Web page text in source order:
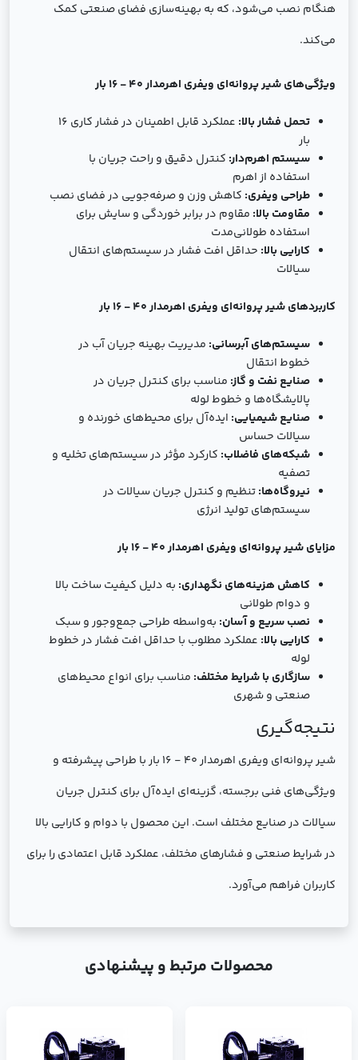
هنگام نصب می‌شود، که به بهینه‌سازی فضای صنعتی کمک
می‌کند.
ویژگی‌های شير پروانه‌ای ویفری اهرمدار 40 - 16 بار
تحمل فشار بالا:
عملکرد قابل اطمینان در فشار کاری 16
بار
سیستم اهرم‌دار: کنترل دقیق و راحت جریان با
استفاده از اهرم
طراحی ویفری: کاهش وزن و صرفه‌جویی در فضای نصب
مقاومت بالا: مقاوم در برابر خوردگی و سایش برای
استفاده طولانی‌مدت
کارایی بالا: حداقل افت فشار در سیستم‌های انتقال
سیالات
کاربردهای شير پروانه‌ای ویفری اهرمدار 40 - 16 بار
سیستم‌های آبرسانی: مدیریت بهینه جریان آب در
خطوط انتقال
صنایع نفت و گاز: مناسب برای کنترل جریان در
پالایشگاه‌ها و خطوط لوله
صنایع شیمیایی: ایده‌آل برای محیط‌های خورنده و
سیالات حساس
شبکه‌های فاضلاب: کارکرد مؤثر در سیستم‌های تخلیه و
تصفیه
نیروگاه‌ها:تنظیم و کنترل جریان سیالات در
سیستم‌های تولید انرژی
مزایای شير پروانه‌ای ویفری اهرمدار 40 - 16 بار
کاهش هزینه‌های نگهداری: به دلیل کیفیت ساخت بالا
و دوام طولانی
نصب سریع و آسان: به‌واسطه طراحی جمع‌وجور و سبک
کارایی بالا: عملکرد مطلوب با حداقل افت فشار در خطوط
لوله
سازگاری با شرایط مختلف: مناسب برای انواع محیط‌های
صنعتی و شهری
نتیجه‌گیری
شير پروانه‌ای ویفری اهرمدار 40 - 16 بار با طراحی پیشرفته و
ویژگی‌های فنی برجسته، گزینه‌ای ایده‌آل برای کنترل جریان
سیالات در صنایع مختلف است. این محصول با دوام و کارایی بالا
در شرایط صنعتی و فشارهای مختلف، عملکرد قابل اعتمادی را برای
کاربران فراهم می‌آورد.
محصولات مرتبط و پیشنهادی